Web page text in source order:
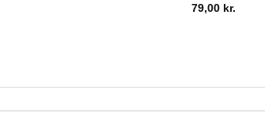
79,00 kr.